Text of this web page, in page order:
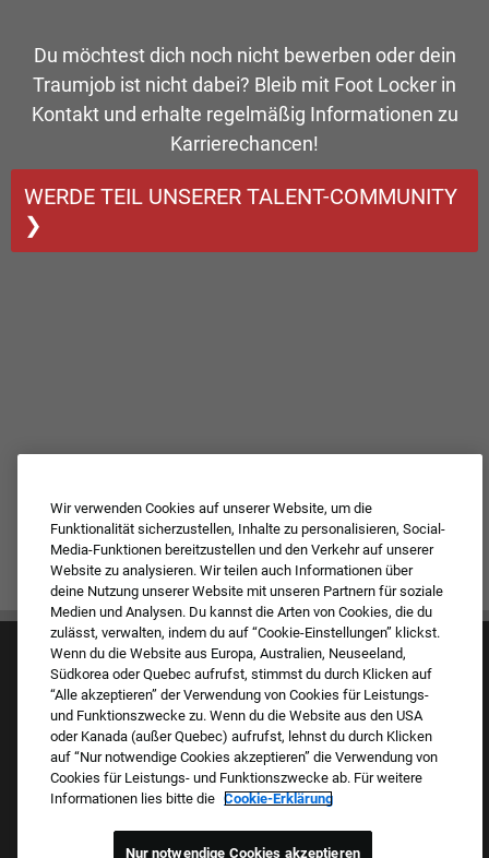
Du möchtest dich noch nicht bewerben oder dein
Traumjob ist nicht dabei? Bleib mit Foot Locker in
Kontakt und erhalte regelmäßig Informationen zu
Karrierechancen!
WERDE TEIL UNSERER TALENT-COMMUNITY
❯
Kultur & Werte
Unsere Marken
Unternehmen
FAQ – Häufig gestellte Fragen
Wir verwenden Cookies auf unserer Website, um die
Funktionalität sicherzustellen, Inhalte zu personalisieren, Social-
Media-Funktionen bereitzustellen und den Verkehr auf unserer
Website zu analysieren. Wir teilen auch Informationen über
deine Nutzung unserer Website mit unseren Partnern für soziale
Medien und Analysen. Du kannst die Arten von Cookies, die du
zulässt, verwalten, indem du auf “Cookie-Einstellungen” klickst.
Wenn du die Website aus Europa, Australien, Neuseeland,
Südkorea oder Quebec aufrufst, stimmst du durch Klicken auf
“Alle akzeptieren” der Verwendung von Cookies für Leistungs-
und Funktionszwecke zu. Wenn du die Website aus den USA
oder Kanada (außer Quebec) aufrufst, lehnst du durch Klicken
auf “Nur notwendige Cookies akzeptieren” die Verwendung von
Cookies für Leistungs- und Funktionszwecke ab. Für weitere
Informationen lies bitte die Cookie-Erklärung
Nur notwendige Cookies akzeptieren